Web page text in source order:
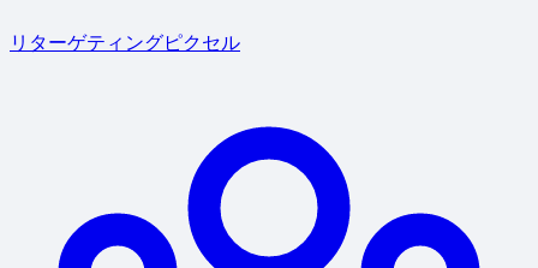
リターゲティングピクセル